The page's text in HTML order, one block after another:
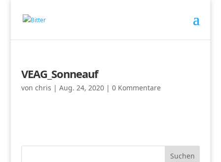
VEAG_Sonneauf
von chris | Aug. 24, 2020| 0 Kommentare